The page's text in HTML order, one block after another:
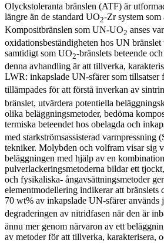
Olyckstoleranta bränslen (ATF) är
längre än de standard UO2-Zr system
Kompositbränslen som UN-UO2 anses
oxidationsbeständigheten hos UN
samtidigt som UO2-bränslets beteende
denna avhandling är att tillverka,
LWR: inkapslade UN-sfärer som tillsatser
tillämpades för att förstå inverkan av
bränslet, utvärdera potentiella
olika beläggningsmetoder, bedöma
termiska beteendet hos obelagda och
med starkströmsassisterad varmpressning
tekniker. Molybden och volfram visar sig
beläggningen med hjälp av en
pulverlackeringsmetoderna bildar ett
och fysikaliska- ångavsättningsmetoder
elementmodellering indikerar att bränslets
70 wt% av inkapslade UN-sfärer används
degraderingen av nitridfasen när den är
ännu mer genom närvaron av ett
av metoder för att tillverka, karakterisera,